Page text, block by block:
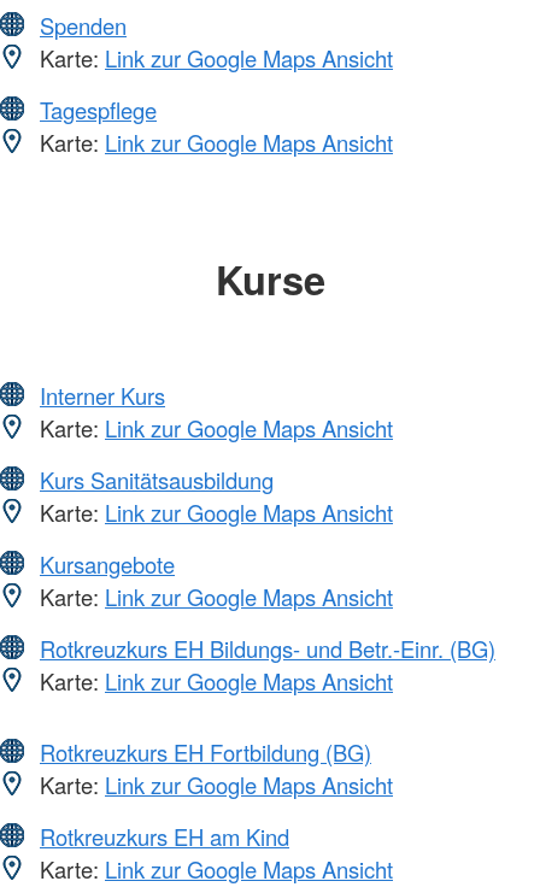
Spenden
Karte: Link zur Google Maps Ansicht
Tagespflege
Karte: Link zur Google Maps Ansicht
Kurse
Interner Kurs
Karte: Link zur Google Maps Ansicht
Kurs Sanitätsausbildung
Karte: Link zur Google Maps Ansicht
Kursangebote
Karte: Link zur Google Maps Ansicht
Rotkreuzkurs EH Bildungs- und Betr.-Einr. (BG)
Karte: Link zur Google Maps Ansicht
Rotkreuzkurs EH Fortbildung (BG)
Karte: Link zur Google Maps Ansicht
Rotkreuzkurs EH am Kind
Karte: Link zur Google Maps Ansicht